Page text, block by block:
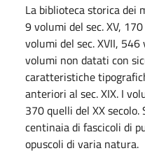
La biblioteca storica dei
9 volumi del sec. XV,
volumi del sec. XVII, 546
volumi non datati con
caratteristiche
anteriori al sec. XIX. I
370 quelli del XX
centinaia di fascicoli di
opuscoli di varia natura.